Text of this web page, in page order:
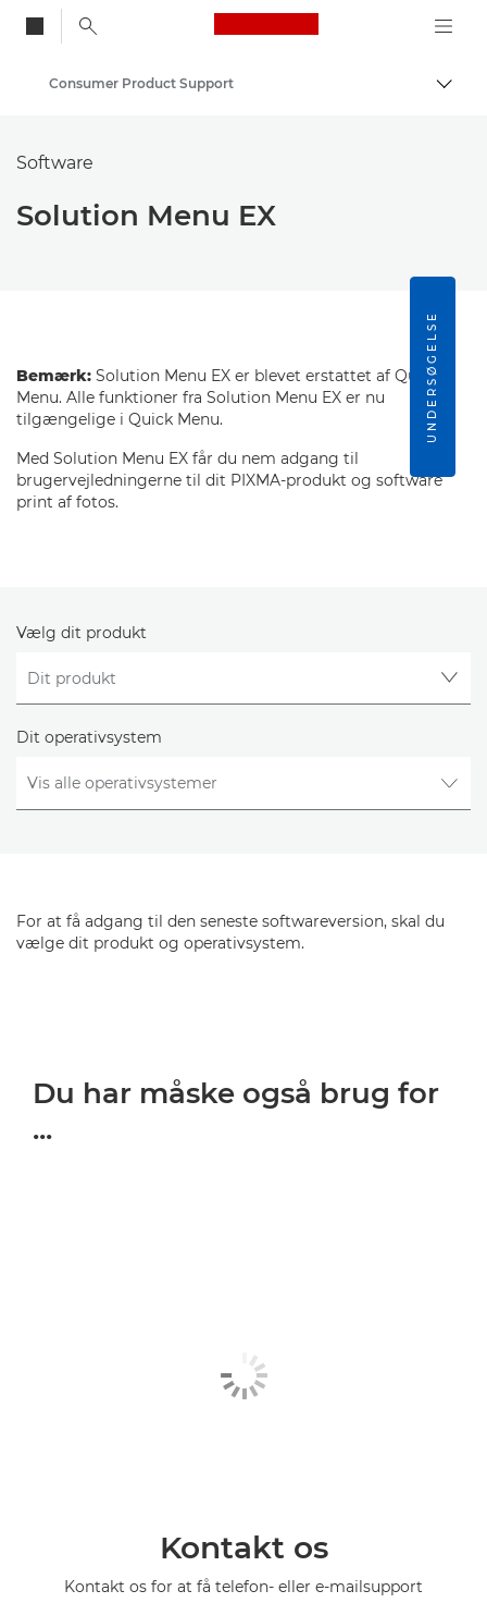
Canon Logo, back
Skift
Consumer Product Support
Software
Solution Menu EX
Bemærk: Solution Menu EX er blevet erstattet af Quick
Menu. Alle funktioner fra Solution Menu EX er nu
tilgængelige i Quick Menu.
Med Solution Menu EX får du nem adgang til
brugervejledningerne til dit PIXMA-produkt og software
print af fotos.
Vælg dit produkt
Dit operativsystem
For at få adgang til den seneste softwareversion, skal du
vælge dit produkt og operativsystem.
Du har måske også brug for
...
Kontakt os
Kontakt os for at få telefon- eller e-mailsupport
UNDERSØGELSE